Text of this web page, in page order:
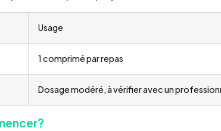
Usage
1 comprimé par repas
Dosage modéré, à vérifier avec un